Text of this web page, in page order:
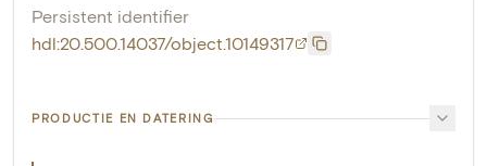
Persistent identifier
hdl:20.500.14037/object.10149317
PRODUCTIE EN DATERING